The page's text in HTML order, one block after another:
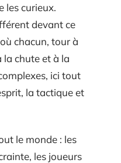
les curieux.
devant ce
chacun, tour à
chute et à la
ici tout
la tactique et
le monde : les
les joueurs